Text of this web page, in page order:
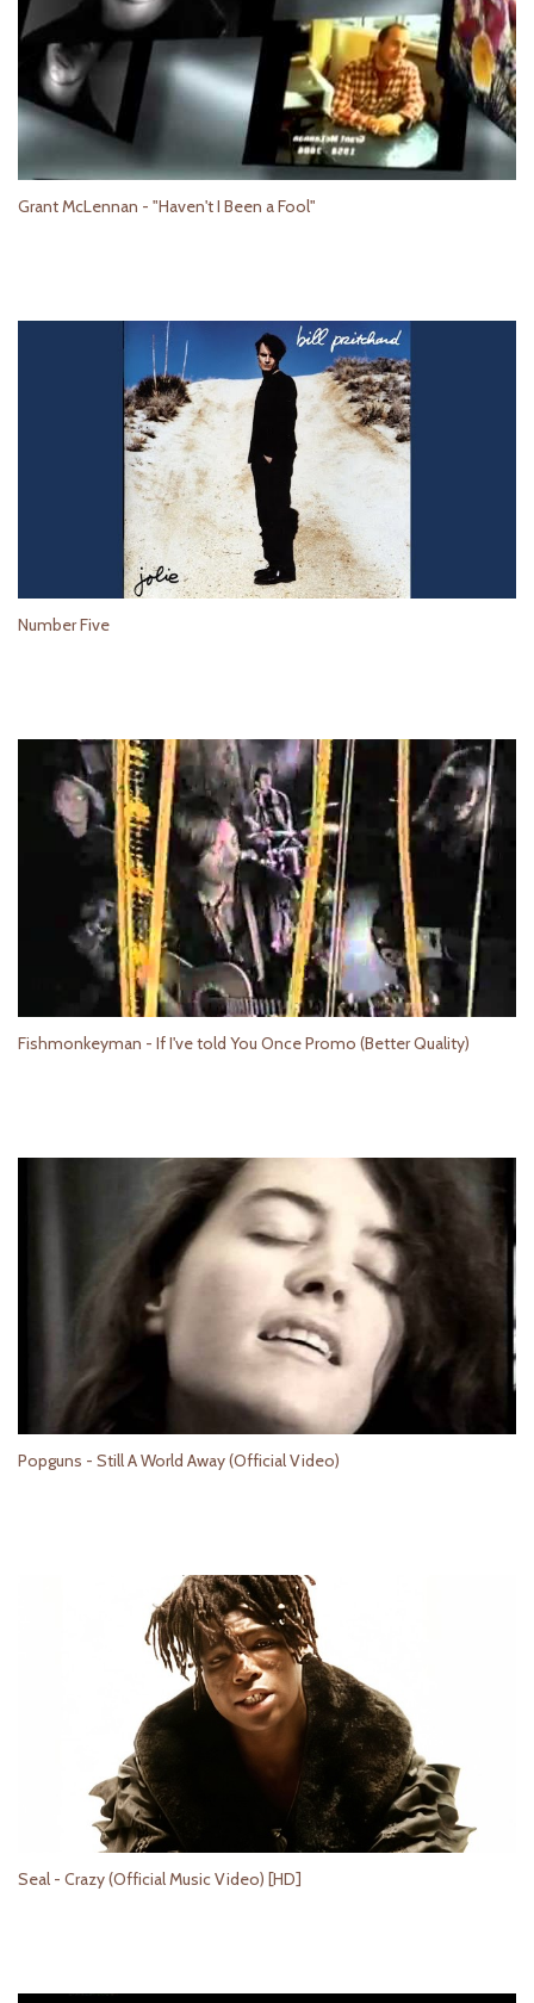
Grant McLennan - "Haven't I Been a Fool"
Number Five
Fishmonkeyman - If I've told You Once Promo (Better Quality)
Popguns - Still A World Away (Official Video)
Seal - Crazy (Official Music Video) [HD]